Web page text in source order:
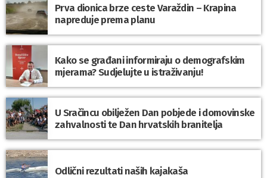
Prva dionica brze ceste Varaždin – Krapina
napreduje prema planu
Kako se građani informiraju o demografskim
mjerama? Sudjelujte u istraživanju!
U Sračincu obilježen Dan pobjede i domovinske
zahvalnosti te Dan hrvatskih branitelja
Odlični rezultati naših kajakaša